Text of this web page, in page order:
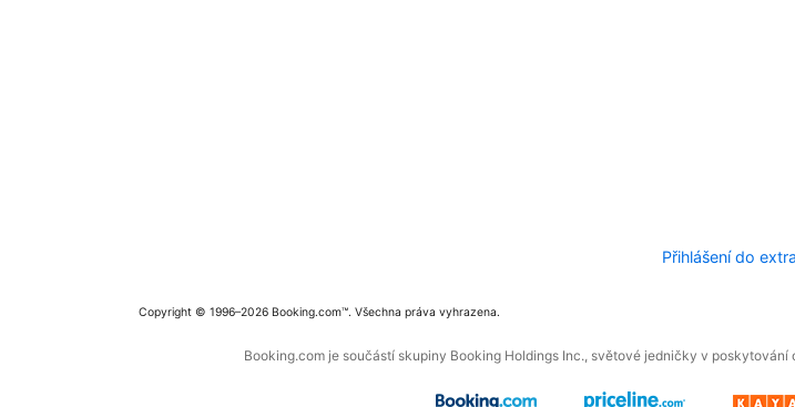
Přihlášení do
Copyright © 1996–2026 Booking.com™. Všechna práva vyhrazena.
Booking.com je součástí skupiny Booking Holdings Inc., světové jedničky v